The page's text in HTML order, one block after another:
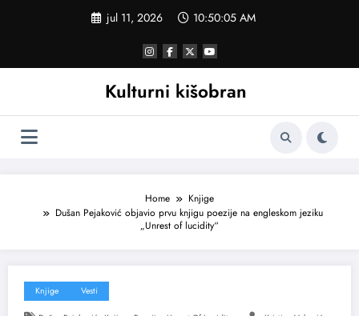
jul 11, 2026 10:50:06 AM
Kulturni kišobran
Home
Knjige
Dušan Pejaković objavio prvu knjigu poezije na engleskom jeziku
„Unrest of lucidity“
Knjige Vesti